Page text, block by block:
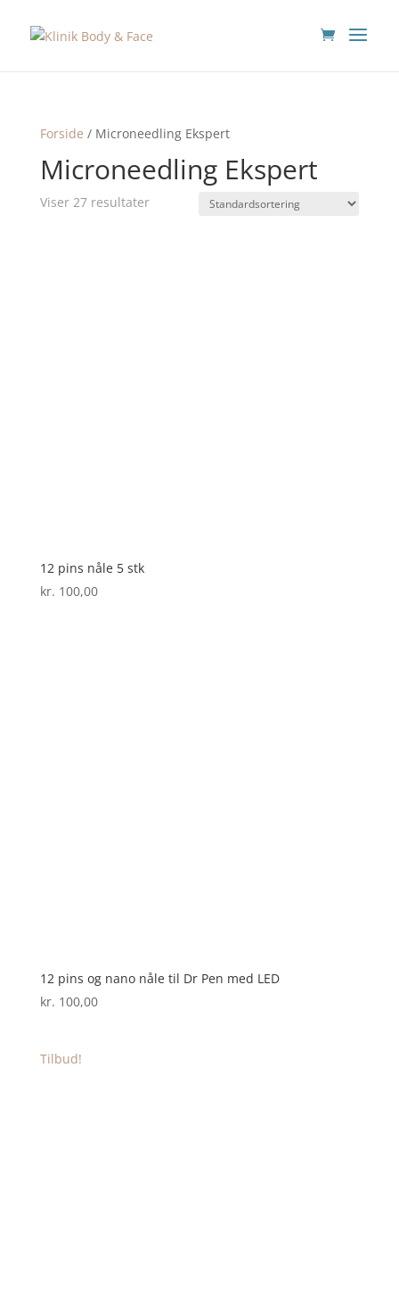
Forside / Microneedling Ekspert
Microneedling Ekspert
Viser 27 resultater
12 pins nåle 5 stk
kr. 100,00
12 pins og nano nåle til Dr Pen med LED
kr. 100,00
Tilbud!